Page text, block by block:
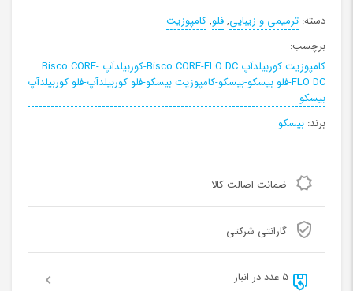
دسته: ترمیمی و زیبایی,فلو,کامپوزیت
برچسب:
کامپوزیت کوربیلدآپ Bisco CORE-FLO DC-کوربیلدآپ Bisco CORE-
FLO DC-فلو بیسکو-بیسکو-کامپوزیت بیسکو-فلو کوربیلدآپ-فلو کوربیلدآپ
بیسکو
برند: بیسکو
ضمانت اصالت کالا
گارانتی شرکتی
5 عدد در انبار